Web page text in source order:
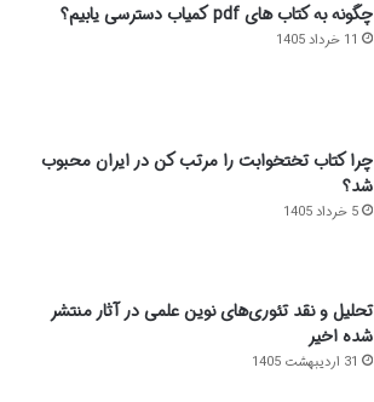
چگونه به کتاب های pdf کمیاب دسترسی یابیم؟
11 خرداد 1405
چرا کتاب تختخوابت را مرتب کن در ایران محبوب
شد؟
5 خرداد 1405
تحلیل و نقد تئوری‌های نوین علمی در آثار منتشر
شده اخیر
31 اردیبهشت 1405